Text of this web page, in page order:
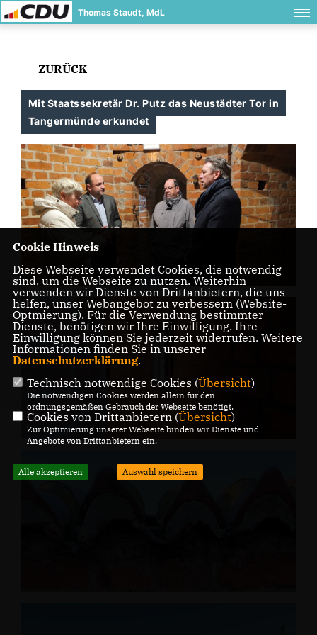
Thomas Staudt, MdL
ZURÜCK
Mit Staatssekretär Dr. Putz das Neustädter Tor in
Tangermünde erkundet
Cookie Hinweis
Diese Webseite verwendet Cookies, die notwendig
sind, um die Webseite zu nutzen. Weiterhin
verwenden wir Dienste von Drittanbietern, die uns
helfen, unser Webangebot zu verbessern (Website-
Optmierung). Für die Verwendung bestimmter
Dienste, benötigen wir Ihre Einwilligung. Ihre
Einwilligung können Sie jederzeit widerrufen. Weitere
Informationen finden Sie in unserer
Datenschutzerklärung.
Technisch notwendige Cookies (Übersicht)
Die notwendigen Cookies werden allein für den
ordnungsgemäßen Gebrauch der Webseite benötigt.
Cookies von Drittanbietern (Übersicht)
Zur Optimierung unserer Webseite binden wir Dienste und
Angebote von Drittanbietern ein.
Alle akzeptieren Auswahl speichern